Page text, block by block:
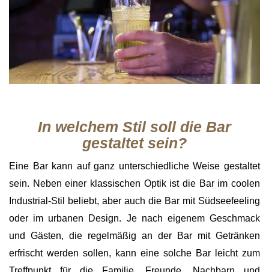
In welchem Stil soll die Bar
gestaltet sein?
Eine Bar kann auf ganz unterschiedliche Weise gestaltet
sein. Neben einer klassischen Optik ist die Bar im coolen
Industrial-Stil beliebt, aber auch die Bar mit Südseefeeling
oder im urbanen Design. Je nach eigenem Geschmack
und Gästen, die regelmäßig an der Bar mit Getränken
erfrischt werden sollen, kann eine solche Bar leicht zum